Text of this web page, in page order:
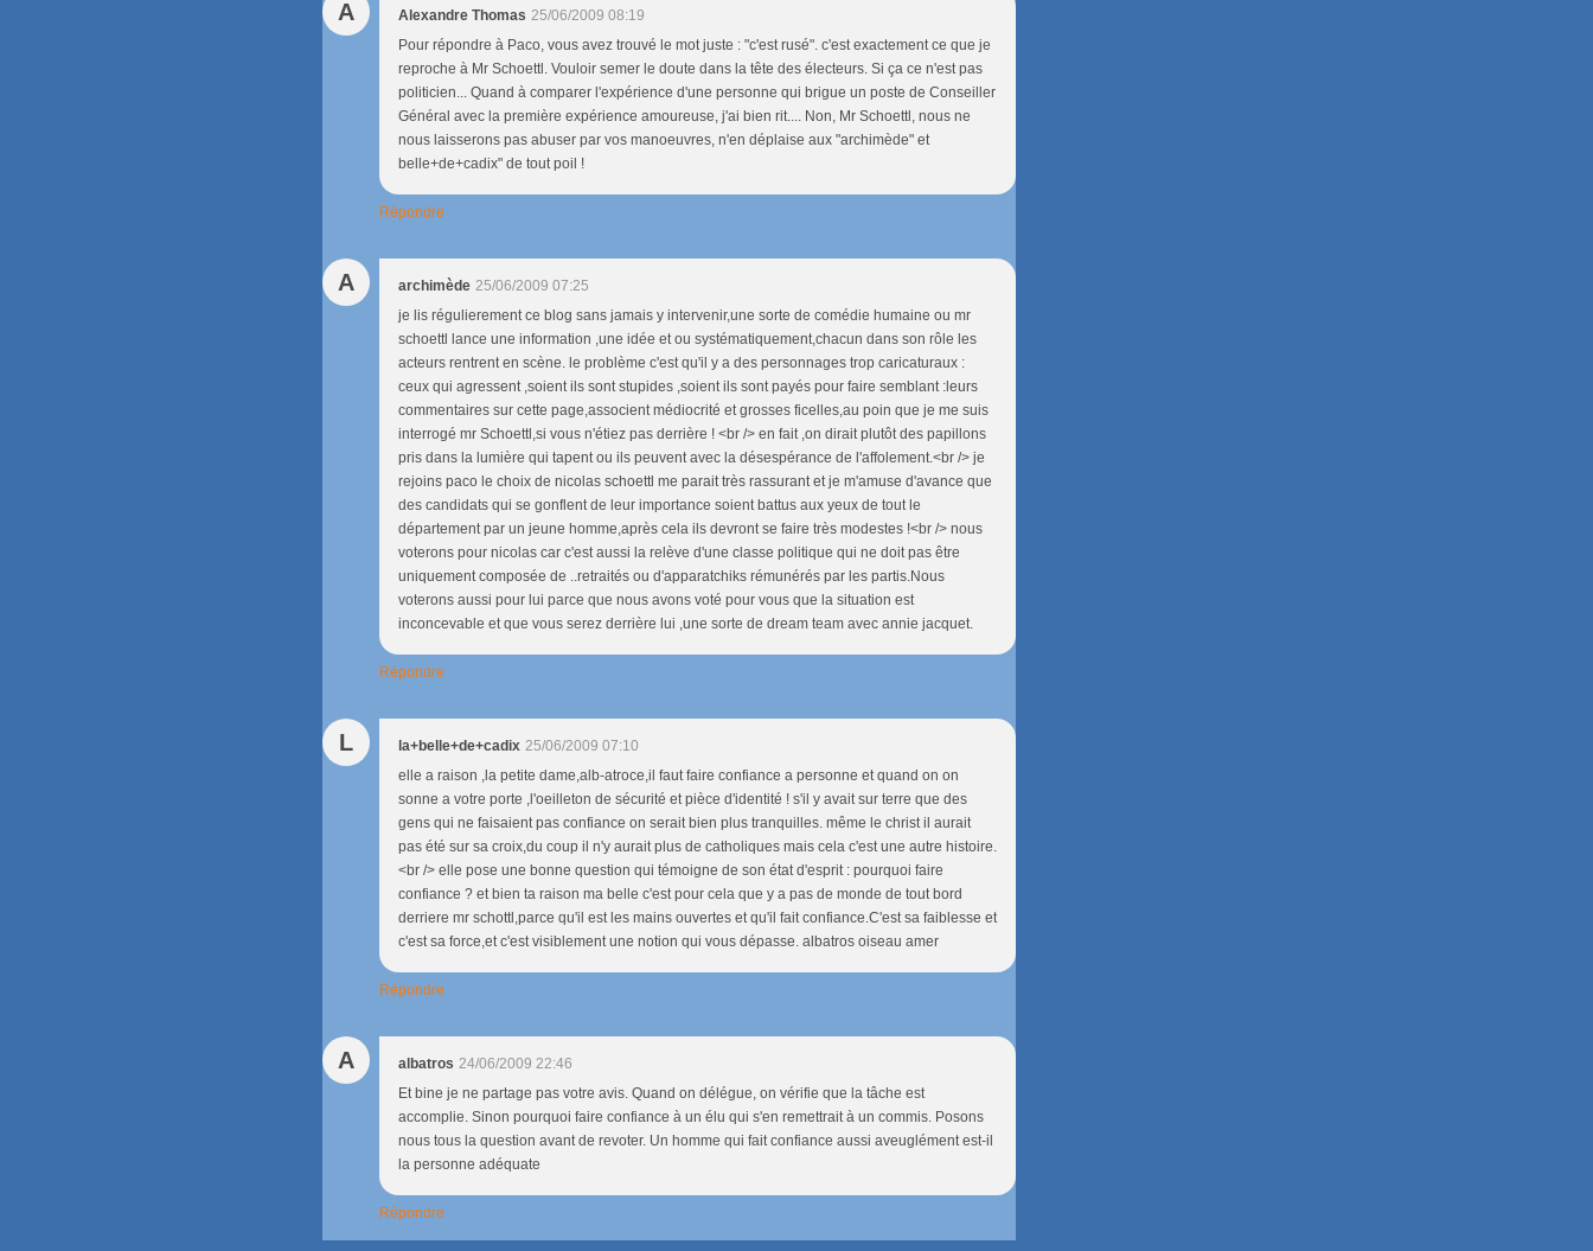
A Alexandre Thomas 25/06/2009 08:19
Pour répondre à Paco, vous avez trouvé le mot juste : "c'est rusé". c'est exactement ce que je
reproche à Mr Schoettl. Vouloir semer le doute dans la tête des électeurs. Si ça ce n'est pas
politicien... Quand à comparer l'expérience d'une personne qui brigue un poste de Conseiller
Général avec la première expérience amoureuse, j'ai bien rit.... Non, Mr Schoettl, nous ne
nous laisserons pas abuser par vos manoeuvres, n'en déplaise aux "archimède" et
belle+de+cadix" de tout poil !
Répondre
A archimède 25/06/2009 07:25
je lis régulierement ce blog sans jamais y intervenir,une sorte de comédie humaine ou mr
schoettl lance une information ,une idée et ou systématiquement,chacun dans son rôle les
acteurs rentrent en scène. le problème c'est qu'il y a des personnages trop caricaturaux :
ceux qui agressent ,soient ils sont stupides ,soient ils sont payés pour faire semblant :leurs
commentaires sur cette page,associent médiocrité et grosses ficelles,au poin que je me suis
interrogé mr Schoettl,si vous n'étiez pas derrière ! <br /> en fait ,on dirait plutôt des papillons
pris dans la lumière qui tapent ou ils peuvent avec la désespérance de l'affolement.<br /> je
rejoins paco le choix de nicolas schoettl me parait très rassurant et je m'amuse d'avance que
des candidats qui se gonflent de leur importance soient battus aux yeux de tout le
département par un jeune homme,après cela ils devront se faire très modestes !<br /> nous
voterons pour nicolas car c'est aussi la relève d'une classe politique qui ne doit pas être
uniquement composée de ..retraités ou d'apparatchiks rémunérés par les partis.Nous
voterons aussi pour lui parce que nous avons voté pour vous que la situation est
inconcevable et que vous serez derrière lui ,une sorte de dream team avec annie jacquet.
Répondre
L la+belle+de+cadix 25/06/2009 07:10
elle a raison ,la petite dame,alb-atroce,il faut faire confiance a personne et quand on on
sonne a votre porte ,l'oeilleton de sécurité et pièce d'identité ! s'il y avait sur terre que des
gens qui ne faisaient pas confiance on serait bien plus tranquilles. même le christ il aurait
pas été sur sa croix,du coup il n'y aurait plus de catholiques mais cela c'est une autre histoire.
<br /> elle pose une bonne question qui témoigne de son état d'esprit : pourquoi faire
confiance ? et bien ta raison ma belle c'est pour cela que y a pas de monde de tout bord
derriere mr schottl,parce qu'il est les mains ouvertes et qu'il fait confiance.C'est sa faiblesse et
c'est sa force,et c'est visiblement une notion qui vous dépasse. albatros oiseau amer
Répondre
A albatros 24/06/2009 22:46
Et bine je ne partage pas votre avis. Quand on délégue, on vérifie que la tâche est
accomplie. Sinon pourquoi faire confiance à un élu qui s'en remettrait à un commis. Posons
nous tous la question avant de revoter. Un homme qui fait confiance aussi aveuglément est-il
la personne adéquate
Répondre